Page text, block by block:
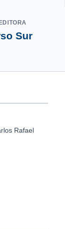
Sur
Rafael